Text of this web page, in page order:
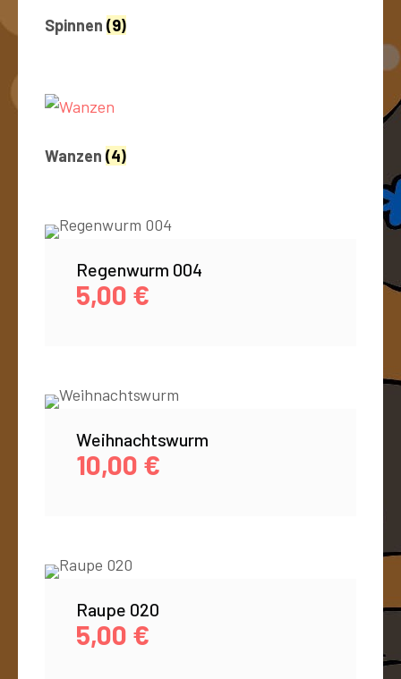
Spinnen (9)
Wanzen (4)
Regenwurm 004
5,00 €
Weihnachtswurm
10,00 €
Raupe 020
5,00 €